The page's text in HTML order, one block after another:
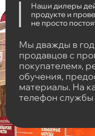
Наши дилеры
продукте и
не просто
Мы дважды в
продавцов с
покупателем»,
обучения,
материалы. На
телефон службы